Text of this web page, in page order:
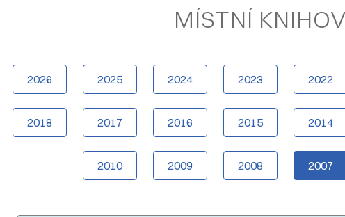
MÍSTNÍ
2026 2025 2024 2023 2022
2018 2017 2016 2015 2014
2010 2009 2008 2007